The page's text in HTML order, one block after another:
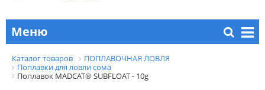
Меню
Каталог товаров
ПОПЛАВОЧНАЯ ЛОВЛЯ
Поплавки для ловли сома
Поплавок MADCAT® SUBFLOAT - 10g